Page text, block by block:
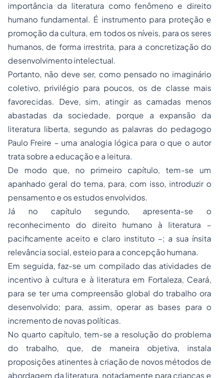
importância da literatura como fenômeno e direito
humano fundamental. É instrumento para proteção e
promoção da cultura, em todos os níveis, para os seres
humanos, de forma irrestrita, para a concretização do
desenvolvimento intelectual.
Portanto, não deve ser, como pensado no imaginário
coletivo, privilégio para poucos, os de classe mais
favorecidas. Deve, sim, atingir as camadas menos
abastadas da sociedade, porque a expansão da
literatura liberta, segundo as palavras do pedagogo
Paulo Freire – uma analogia lógica para o que o autor
trata sobre a educação e a leitura.
De modo que, no primeiro capítulo, tem-se um
apanhado geral do tema, para, com isso, introduzir o
pensamento e os estudos envolvidos.
Já no capítulo segundo, apresenta-se o
reconhecimento do direito humano à literatura –
pacificamente aceito e claro instituto –; a sua ínsita
relevância social, esteio para a concepção humana.
Em seguida, faz-se um compilado das atividades de
incentivo à cultura e à literatura em Fortaleza, Ceará,
para se ter uma compreensão global do trabalho ora
desenvolvido; para, assim, operar as bases para o
incremento de novas políticas.
No quarto capítulo, tem-se a resolução do problema
do trabalho, que, de maneira objetiva, instala
proposições atinentes à criação de novos métodos de
abordagem da literatura, notadamente para crianças e